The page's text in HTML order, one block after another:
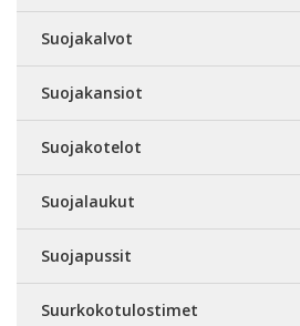
Suojakalvot
Suojakansiot
Suojakotelot
Suojalaukut
Suojapussit
Suurkokotulostimet